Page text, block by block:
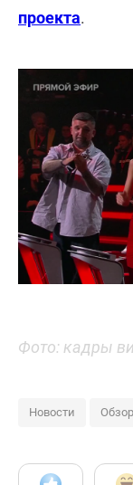
проекта.
Фото: кадры
Новости Обзор